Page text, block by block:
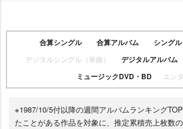
合算シングル 合算アルバム シングル
デジタルシングル（単曲） デジタルアルバム
ミュージックDVD・BD エン
※1987/10/5付以降の週間アルバムランキング
たことがある作品を対象に、推定累積売上枚数